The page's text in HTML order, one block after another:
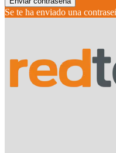
Se te ha enviado una